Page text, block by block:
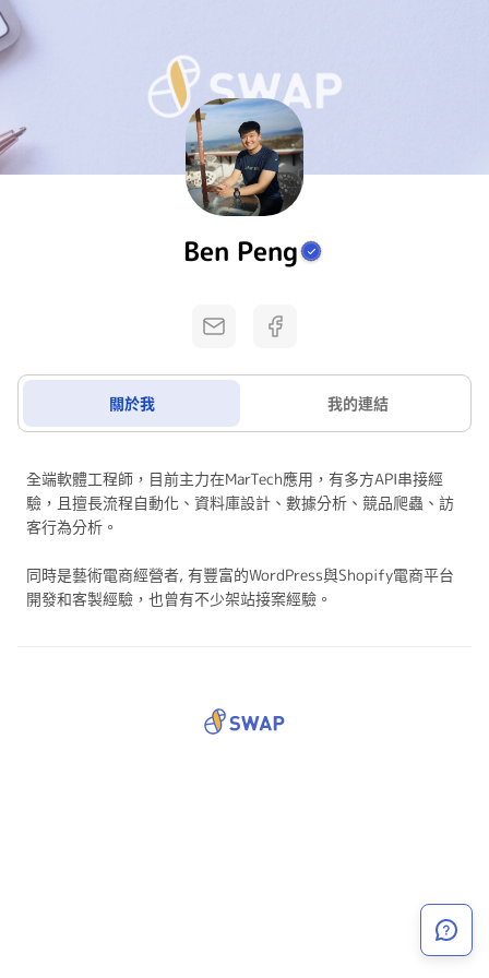
Ben Peng
關於我 我的連結
全端軟體工程師，目前主力在MarTech應用，有多方API串接經
驗，且擅長流程自動化、資料庫設計、數據分析、競品爬蟲、訪
客行為分析。
同時是藝術電商經營者, 有豐富的WordPress與Shopify電商平台
開發和客製經驗，也曾有不少架站接案經驗。